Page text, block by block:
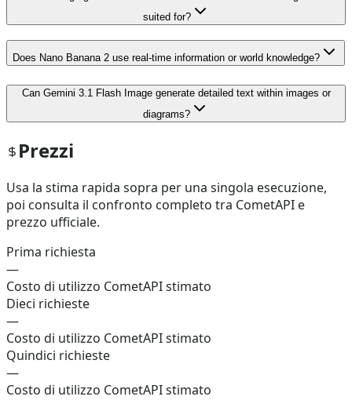
suited for?
Does Nano Banana 2 use real-time information or world knowledge?
Can Gemini 3.1 Flash Image generate detailed text within images or
diagrams?
Prezzi
Usa la stima rapida sopra per una singola esecuzione,
poi consulta il confronto completo tra CometAPI e
prezzo ufficiale.
Prima richiesta
—
Costo di utilizzo CometAPI stimato
Dieci richieste
—
Costo di utilizzo CometAPI stimato
Quindici richieste
—
Costo di utilizzo CometAPI stimato